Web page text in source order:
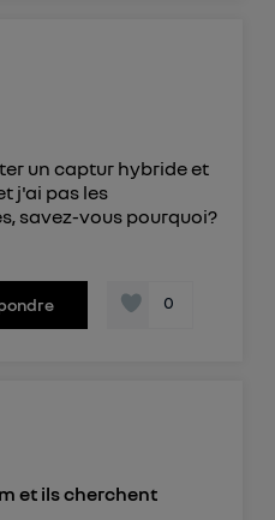
un captur hybride et
j'ai pas les
savez-vous pourquoi?
0
et ils cherchent